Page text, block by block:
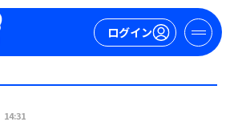
ログイン
14:31